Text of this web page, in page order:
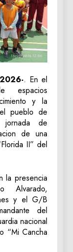
. En el
espacios
y la
pueblo de
de
de una
II” del
la presencia
Alvarado,
y el G/B
del
nacional
“Mi Cancha